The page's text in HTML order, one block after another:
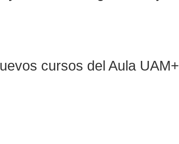
cursos del Aula